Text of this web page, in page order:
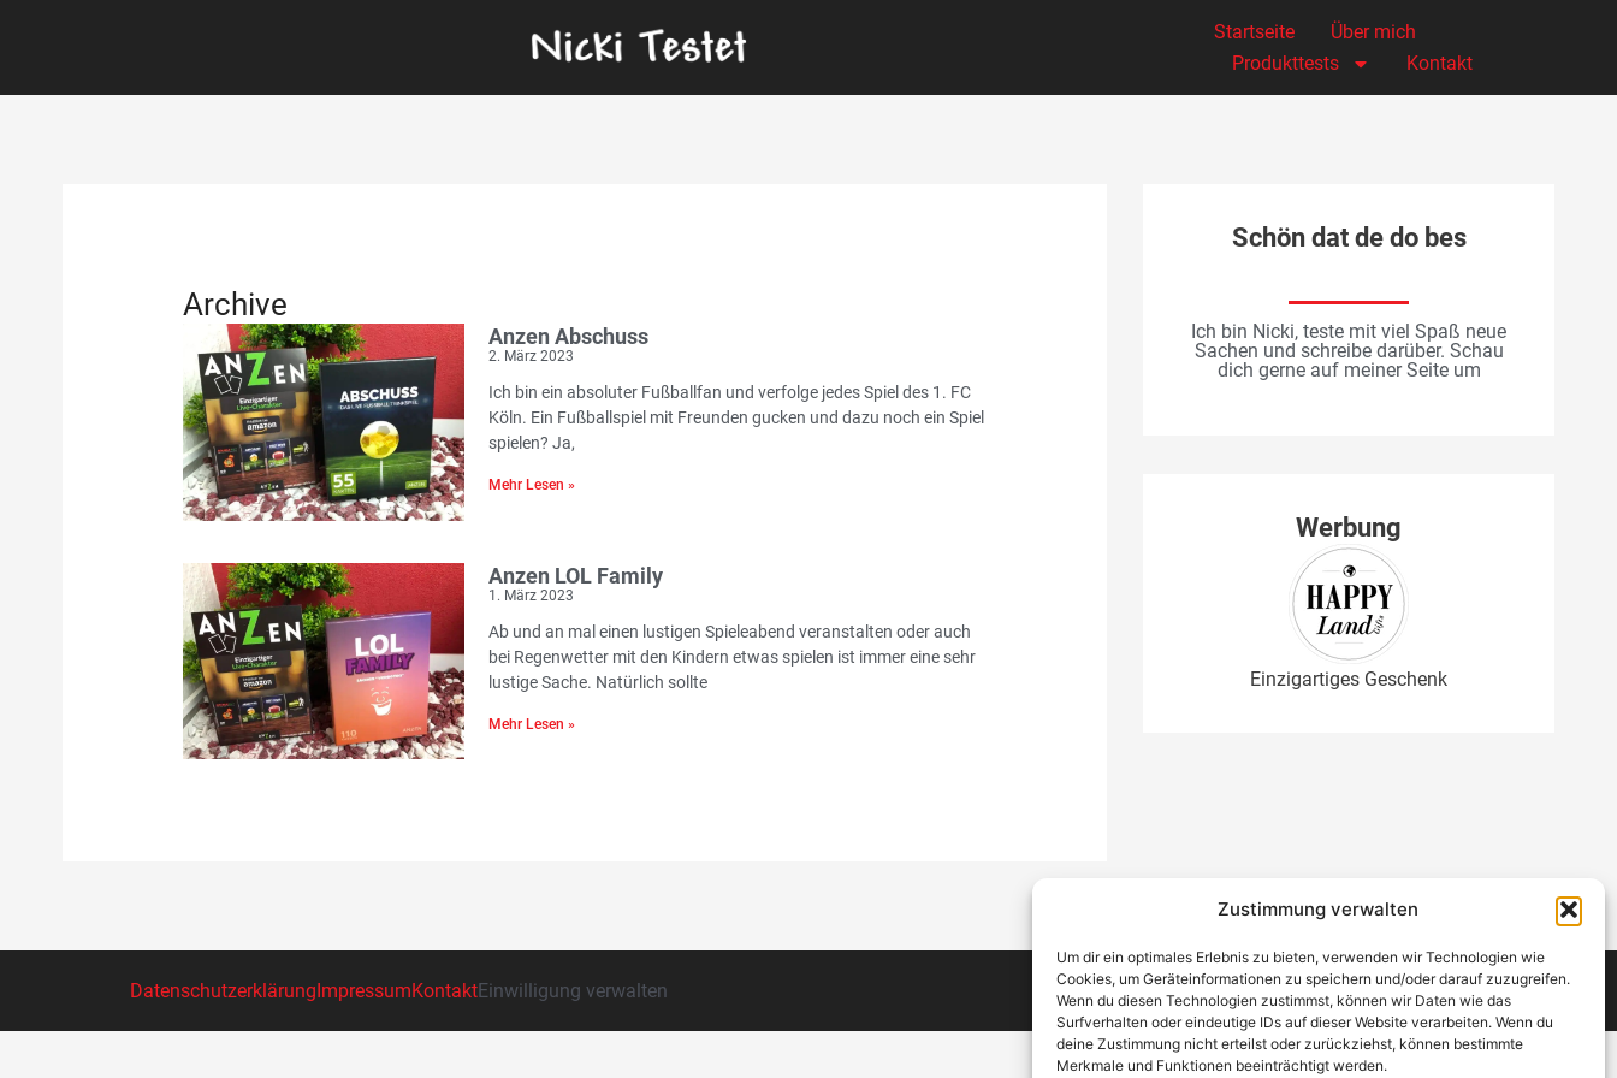
Zustimmung verwalten
Um dir ein optimales Erlebnis zu bieten, verwenden wir Technologien wie
Cookies, um Geräteinformationen zu speichern und/oder darauf zuzugreifen.
Wenn du diesen Technologien zustimmst, können wir Daten wie das
Surfverhalten oder eindeutige IDs auf dieser Website verarbeiten. Wenn du
deine Zustimmung nicht erteilst oder zurückziehst, können bestimmte
Merkmale und Funktionen beeinträchtigt werden.
Startseite
Über mich
Produkttests
Kontakt
Archive
Anzen Abschuss
2. März 2023
Ich bin ein absoluter Fußballfan und verfolge jedes Spiel des 1. FC
Köln. Ein Fußballspiel mit Freunden gucken und dazu noch ein Spiel
spielen? Ja,
Mehr Lesen »
Anzen LOL Family
1. März 2023
Ab und an mal einen lustigen Spieleabend veranstalten oder auch
bei Regenwetter mit den Kindern etwas spielen ist immer eine sehr
lustige Sache. Natürlich sollte
Mehr Lesen »
Schön dat de do bes
Ich bin Nicki, teste mit viel Spaß neue
Sachen und schreibe darüber. Schau
dich gerne auf meiner Seite um
Werbung
Einzigartiges Geschenk
DatenschutzerklärungImpressumKontaktEinwilligung verwalten Copyright © 2021 - 2026 NickiTestet